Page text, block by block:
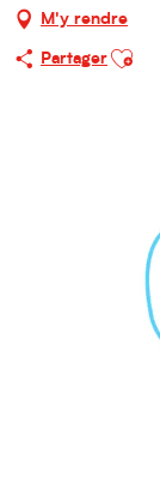
M'y rendre
Partager